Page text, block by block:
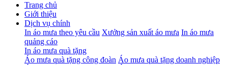
Trang chủ
Giới thiệu
Dịch vụ chính
In áo mưa theo yêu cầu Xưởng sản xuất áo mưa In áo mưa
quảng cáo
In áo mưa quà tặng
Áo mưa quà tặng công đoàn Áo mưa quà tặng doanh nghiệp